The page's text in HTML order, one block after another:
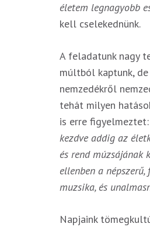
életem legnagyobb
kell cselekednünk.
A feladatunk nagy
múltból kaptunk,
nemzedékről
tehát milyen
is erre figyelmeztet:
kezdve addig az
és rend múzsájának
ellenben a
muzsika, és
Napjaink